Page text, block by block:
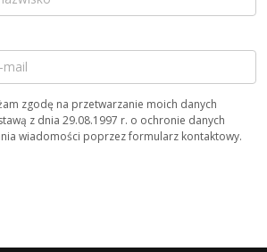
zgodę na przetwarzanie moich danych
z dnia 29.08.1997 r. o ochronie danych
wiadomości poprzez formularz kontaktowy.